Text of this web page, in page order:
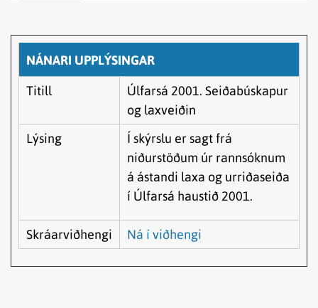
NÁNARI UPPLÝSINGAR
Titill
Úlfarsá 2001. Seiðabúskapur
og laxveiðin
Lýsing
Í skýrslu er sagt frá
niðurstöðum úr rannsóknum
á ástandi laxa og urriðaseiða
í Úlfarsá haustið 2001.
Skráarviðhengi Ná í viðhengi